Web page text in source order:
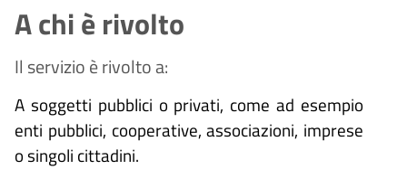
A chi è rivolto
Il servizio è rivolto a:
A soggetti pubblici o privati, come ad esempio
enti pubblici, cooperative, associazioni, imprese
o singoli cittadini.